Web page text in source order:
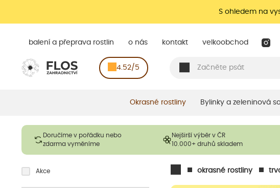
S ohledem na
balení a přeprava rostlin o nás kontakt velkoobchod
4.52/5
Okrasné rostliny Bylinky a zeleninová
Doručíme v pořádku nebo
zdarma vyměníme
Nejširší výběr v ČR
10.000+ druhů skladem
okrasné rostliny
Akce